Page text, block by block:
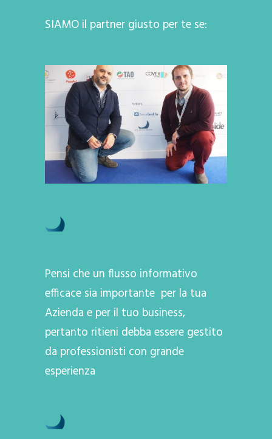
SIAMO il partner giusto per te se:
Pensi che un flusso informativo
efficace sia importante per la tua
Azienda e per il tuo business,
pertanto ritieni debba essere gestito
da professionisti con grande
esperienza